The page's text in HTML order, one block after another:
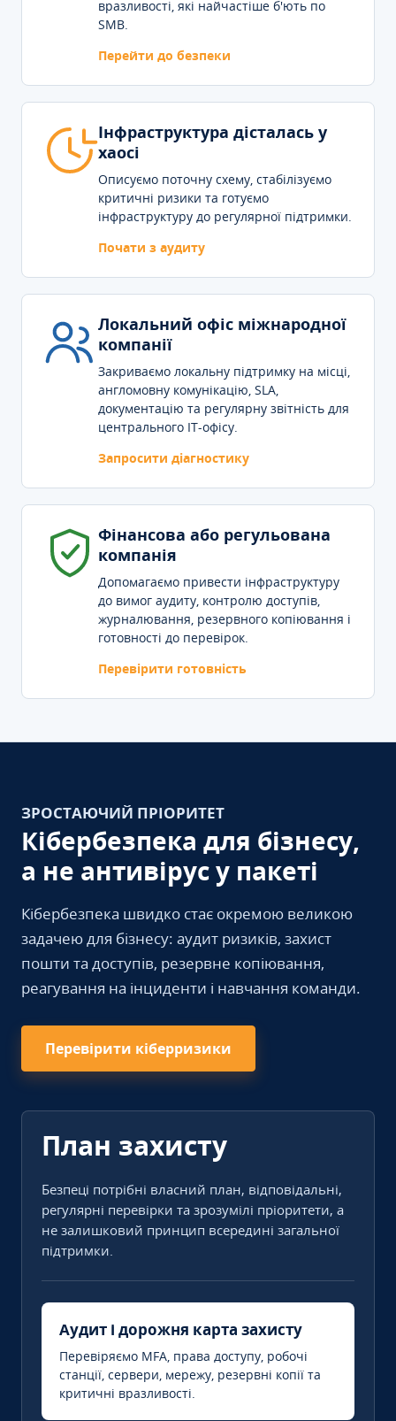
вразливості, які найчастіше б'ють по
SMB.
Перейти до безпеки
Інфраструктура дісталась у
хаосі
Описуємо поточну схему, стабілізуємо
критичні ризики та готуємо
інфраструктуру до регулярної підтримки.
Почати з аудиту
Локальний офіс міжнародної
компанії
Закриваємо локальну підтримку на місці,
англомовну комунікацію, SLA,
документацію та регулярну звітність для
центрального IT-офісу.
Запросити діагностику
Фінансова або регульована
компанія
Допомагаємо привести інфраструктуру
до вимог аудиту, контролю доступів,
журналювання, резервного копіювання і
готовності до перевірок.
Перевірити готовність
ЗРОСТАЮЧИЙ ПРІОРИТЕТ
Кібербезпека для бізнесу,
а не антивірус у пакеті
Кібербезпека швидко стає окремою великою
задачею для бізнесу: аудит ризиків, захист
пошти та доступів, резервне копіювання,
реагування на інциденти і навчання команди.
Перевірити кіберризики
План захисту
Безпеці потрібні власний план, відповідальні,
регулярні перевірки та зрозумілі пріоритети, а
не залишковий принцип всередині загальної
підтримки.
Аудит і дорожня карта захисту
Перевіряємо MFA, права доступу, робочі
станції, сервери, мережу, резервні копії та
критичні вразливості.